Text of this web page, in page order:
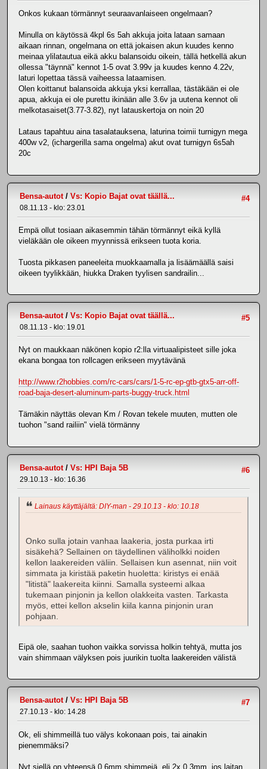
Onkos kukaan törmännyt seuraavanlaiseen ongelmaan?
Minulla on käytössä 4kpl 6s 5ah akkuja joita lataan samaan
aikaan rinnan, ongelmana on että jokaisen akun kuudes kenno
meinaa ylilatautua eikä akku balansoidu oikein, tällä hetkellä akun
ollessa "täynnä" kennot 1-5 ovat 3.99v ja kuudes kenno 4.22v,
laturi lopettaa tässä vaiheessa lataamisen.
Olen koittanut balansoida akkuja yksi kerrallaa, tästäkään ei ole
apua, akkuja ei ole purettu ikinään alle 3.6v ja uutena kennot oli
melkotasaiset(3.77-3.82), nyt latauskertoja on noin 20
Lataus tapahtuu aina tasalatauksena, laturina toimii turnigyn mega
400w v2, (ichargerilla sama ongelma) akut ovat turnigyn 6s5ah
20c
#4
Bensa-autot/ Vs: Kopio Bajat ovat täällä...
08.11.13 - klo: 23.01
Empä ollut tosiaan aikasemmin tähän törmännyt eikä kyllä
vieläkään ole oikeen myynnissä erikseen tuota koria.
Tuosta pikkasen paneeleita muokkaamalla ja lisäämäällä saisi
oikeen tyylikkään, hiukka Draken tyylisen sandrailin...
#5
Bensa-autot/ Vs: Kopio Bajat ovat täällä...
08.11.13 - klo: 19.01
Nyt on maukkaan näkönen kopio r2:lla virtuaalipisteet sille joka
ekana bongaa ton rollcagen erikseen myytävänä
http://www.r2hobbies.com/rc-cars/cars/1-5-rc-ep-gtb-gtx5-arr-off-
road-baja-desert-aluminum-parts-buggy-truck.html
Tämäkin näyttäs olevan Km / Rovan tekele muuten, mutten ole
tuohon "sand railiin" vielä törmänny
#6
Bensa-autot/ Vs: HPI Baja 5B
29.10.13 - klo: 16.36
Lainaus käyttäjältä: DIY-man - 29.10.13 - klo: 10.18
Onko sulla jotain vanhaa laakeria, josta purkaa irti
sisäkehä? Sellainen on täydellinen väliholkki noiden
kellon laakereiden väliin. Sellaisen kun asennat, niin voit
simmata ja kiristää paketin huoletta: kiristys ei enää
"litistä" laakereita kiinni. Samalla systeemi alkaa
tukemaan pinjonin ja kellon olakkeita vasten. Tarkasta
myös, ettei kellon akselin kiila kanna pinjonin uran
pohjaan.
Eipä ole, saahan tuohon vaikka sorvissa holkin tehtyä, mutta jos
vain shimmaan välyksen pois juurikin tuolta laakereiden välistä
#7
Bensa-autot/ Vs: HPI Baja 5B
27.10.13 - klo: 14.28
Ok, eli shimmeillä tuo välys kokonaan pois, tai ainakin
pienemmäksi?
Nyt siellä on yhteensä 0,6mm shimmejä, eli 2x 0,3mm, jos laitan